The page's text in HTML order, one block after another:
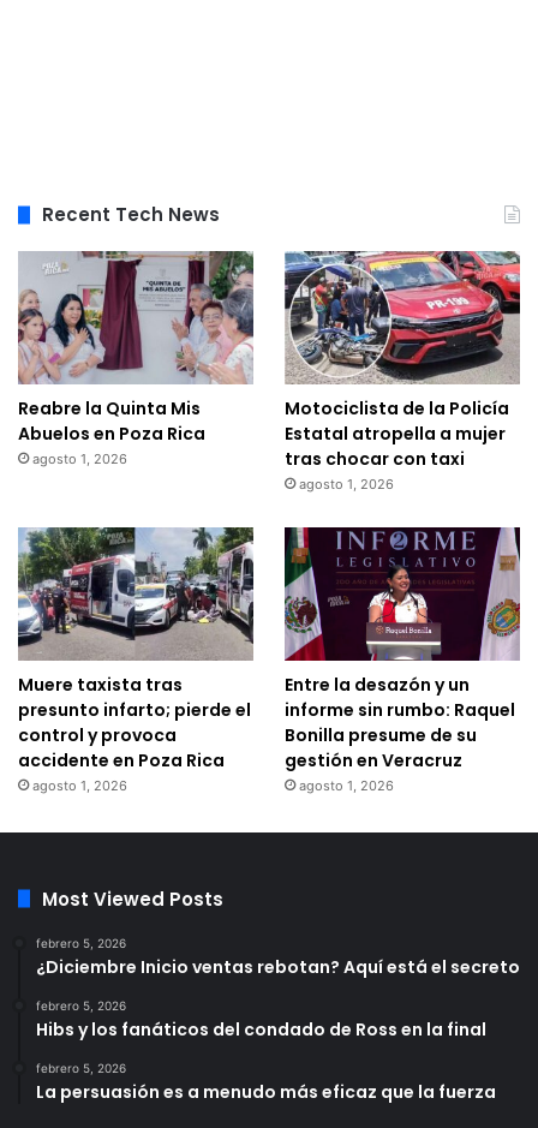
Recent Tech News
Reabre la Quinta Mis
Abuelos en Poza Rica
agosto 1, 2026
Motociclista de la Policía
Estatal atropella a mujer
tras chocar con taxi
agosto 1, 2026
Muere taxista tras
presunto infarto; pierde el
control y provoca
accidente en Poza Rica
agosto 1, 2026
Entre la desazón y un
informe sin rumbo: Raquel
Bonilla presume de su
gestión en Veracruz
agosto 1, 2026
Most Viewed Posts
febrero 5, 2026
¿Diciembre Inicio ventas rebotan? Aquí está el secreto
febrero 5, 2026
Hibs y los fanáticos del condado de Ross en la final
febrero 5, 2026
La persuasión es a menudo más eficaz que la fuerza